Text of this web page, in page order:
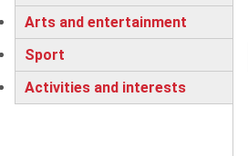
Arts and entertainment
Sport
Activities and interests